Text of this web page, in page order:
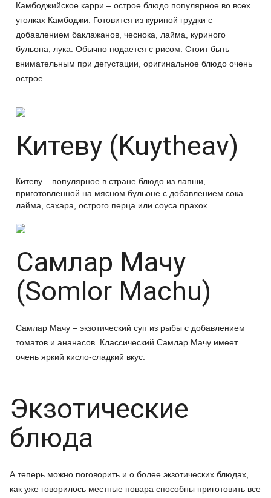
Камбоджийское карри – острое блюдо популярное во всех
уголках Камбоджи. Готовится из куриной грудки с
добавлением баклажанов, чеснока, лайма, куриного
бульона, лука. Обычно подается с рисом. Стоит быть
внимательным при дегустации, оригинальное блюдо очень
острое.
Китеву (Kuytheav)
Китеву – популярное в стране блюдо из лапши,
приготовленной на мясном бульоне с добавлением сока
лайма, сахара, острого перца или соуса прахок.
Самлар Мачу
(Somlor Machu)
Самлар Мачу – экзотический суп из рыбы с добавлением
томатов и ананасов. Классический Самлар Мачу имеет
очень яркий кисло-сладкий вкус.
Экзотические
блюда
А теперь можно поговорить и о более экзотических блюдах,
как уже говорилось местные повара способны приготовить все